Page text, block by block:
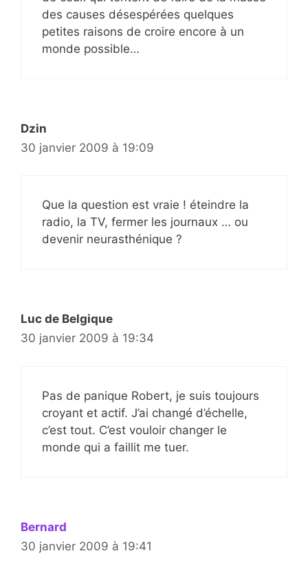
des causes désespérées quelques
petites raisons de croire encore à un
monde possible…
Dzin
30 janvier 2009 à 19:09
Que la question est vraie ! éteindre la
radio, la TV, fermer les journaux … ou
devenir neurasthénique ?
Luc de Belgique
30 janvier 2009 à 19:34
Pas de panique Robert, je suis toujours
croyant et actif. J’ai changé d’échelle,
c’est tout. C’est vouloir changer le
monde qui a faillit me tuer.
Bernard
30 janvier 2009 à 19:41